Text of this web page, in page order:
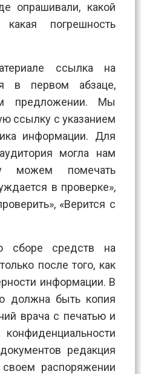
опрашивали, какой
погрешность
ссылка на
в первом абзаце,
предложении. Мы
ссылку с указанием
информации. Для
могла нам
можем помечать
в проверке»,
«Верится с
сборе средств на
после того, как
информации. В
должна быть копия
врача с печатью и
редакция
распоряжении